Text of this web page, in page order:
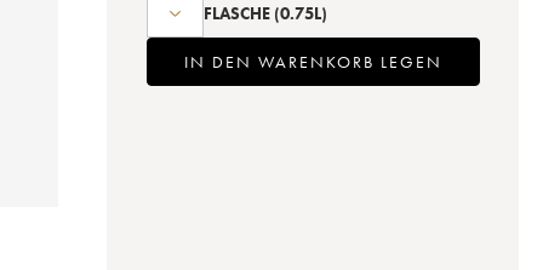
FLASCHE (0.75L)
IN DEN WARENKORB LEGEN